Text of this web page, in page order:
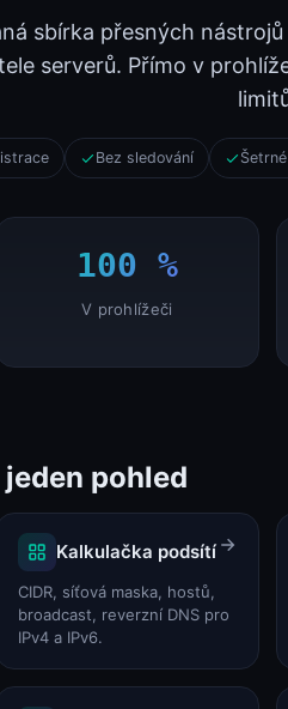
DNS Lookup
SSL Checker
Status TeamSpeak 3
Status TeamSpeak
sbírka přesných
serverů. Přímo v
Bez sledování
100 %
V prohlížeči
pohled
Kalkulačka podsítí
CIDR, síťová maska, hostů,
broadcast, reverzní DNS pro
IPv4 a IPv6.